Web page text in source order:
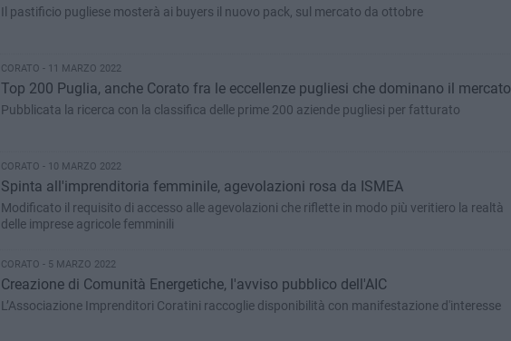
Il pastificio pugliese mosterà ai buyers il nuovo pack, sul mercato da ottobre
CORATO - 11 MARZO 2022
Top 200 Puglia, anche Corato fra le eccellenze pugliesi che dominano il mercato
Pubblicata la ricerca con la classifica delle prime 200 aziende pugliesi per fatturato
CORATO - 10 MARZO 2022
Spinta all'imprenditoria femminile, agevolazioni rosa da ISMEA
Modificato il requisito di accesso alle agevolazioni che riflette in modo più veritiero la realtà
delle imprese agricole femminili
CORATO - 5 MARZO 2022
Creazione di Comunità Energetiche, l'avviso pubblico dell'AIC
L’Associazione Imprenditori Coratini raccoglie disponibilità con manifestazione d'interesse